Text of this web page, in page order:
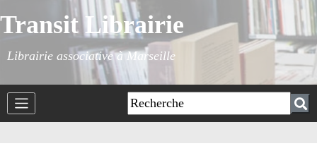
Transit Librairie
Librairie associative à Marseille